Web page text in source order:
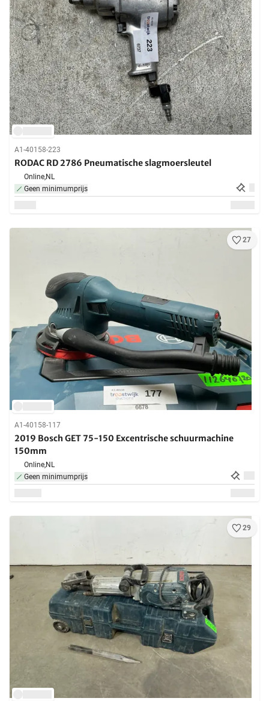
A1-40158-223
RODAC RD 2786 Pneumatische slagmoersleutel
Online,NL
Geen minimumprijs
27
A1-40158-117
2019 Bosch GET 75-150 Excentrische schuurmachine
150mm
Online,NL
Geen minimumprijs
29